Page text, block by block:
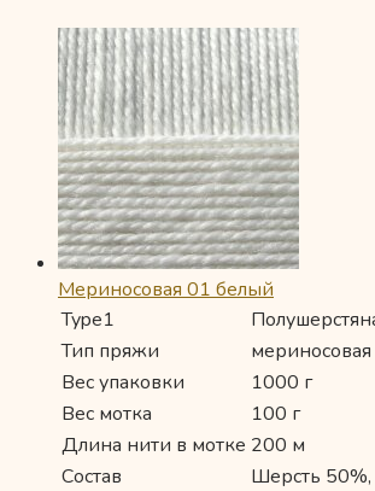
Мериносовая 01 белый
Type1
Тип пряжи
мериносовая
Вес упаковки
1000 г
Вес мотка
100 г
Длина нити в мотке 200 м
Состав
Шерсть